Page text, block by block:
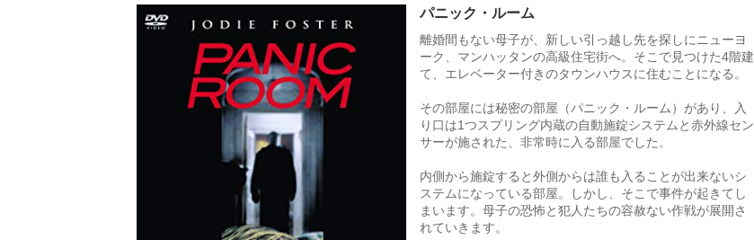
パニック・ルーム
離婚間もない母子が、新しい引っ越し先を探しにニューヨ
ーク、マンハッタンの高級住宅街へ。そこで見つけた4階建
て、エレベーター付きのタウンハウスに住むことになる。
その部屋には秘密の部屋（パニック・ルーム）があり、入
り口は1つスプリング内蔵の自動施錠システムと赤外線セン
サーが施された、非常時に入る部屋でした。
内側から施錠すると外側からは誰も入ることが出来ないシ
ステムになっている部屋。しかし、そこで事件が起きてし
まいます。母子の恐怖と犯人たちの容赦ない作戦が展開さ
れていきます。